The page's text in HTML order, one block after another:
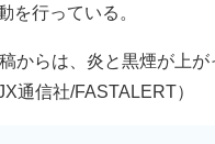
を行っている。
からは、炎と黒煙が上
通信社/FASTALERT）